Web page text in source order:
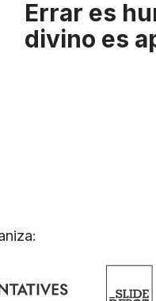
Errar es
divino es